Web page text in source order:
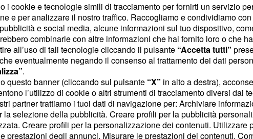
del Registro italiano del diabete di
in Italia, ogni 100 mila abitanti, si
7giovani sotto i 14 anni. La percentuale è
nelle regioni peninsulari, condagli 8 ai 15
di tipo 1, ogni 100 mila abitanti, fra i giovani
Mentre i casi in Sicilia e Sardegna salgono
i cookie e tecnologie simili di tracciamento per fornirti un servizio
e per analizzare il nostro traffico. Raccogliamo e condividiamo
e social media, alcune informazioni sul tuo dispositivo,
combinarle con altre informazioni che hai fornito loro o che
all’uso di tali tecnologie cliccando il pulsante “Accetta tutti”
eventualmente negando il consenso al trattamento dei dati
.
questo banner (cliccando sul pulsante “X” in alto a destra),
l’utilizzo di cookie o altri strumenti di tracciamento diversi dai
partner trattiamo i tuoi dati di navigazione per: Archiviare
la selezione della pubblicità. Creare profili per la pubblicità
Creare profili per la personalizzazione dei contenuti.
prestazioni degli annunci. Misurare le prestazioni dei contenuti.